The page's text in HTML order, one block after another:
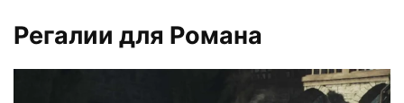
Регалии для Романа